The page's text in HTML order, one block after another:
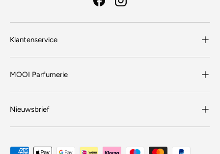
FacebookInstagram
Klantenservice
MOOI Parfumerie
Nieuwsbrief
Geaccepteerde betaalmethoden